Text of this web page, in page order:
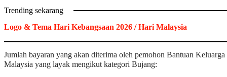
Trending sekarang
Logo & Tema Hari Kebangsaan 2026 / Hari Malaysia
Jumlah bayaran yang akan diterima oleh pemohon Bantuan Keluarga
Malaysia yang layak mengikut kategori Bujang: